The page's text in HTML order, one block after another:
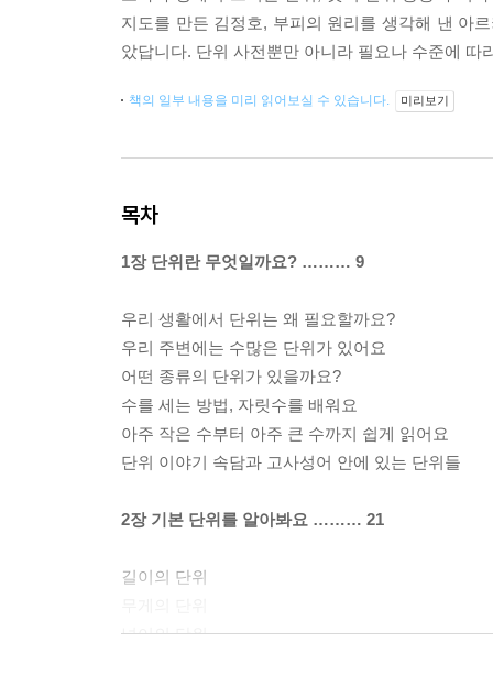
지도를 만든 김정호, 부피의 원리를 생각해 낸 아
았답니다. 단위 사전뿐만 아니라 필요나 수준에
책의 일부 내용을 미리 읽어보실 수 있습니다. 미리보기
목차
1장 단위란 무엇일까요? ……… 9
우리 생활에서 단위는 왜 필요할까요?
우리 주변에는 수많은 단위가 있어요
어떤 종류의 단위가 있을까요?
수를 세는 방법, 자릿수를 배워요
아주 작은 수부터 아주 큰 수까지 쉽게 읽어요
단위 이야기 속담과 고사성어 안에 있는 단위들
2장 기본 단위를 알아봐요 ……… 21
길이의 단위
넓이의 단위